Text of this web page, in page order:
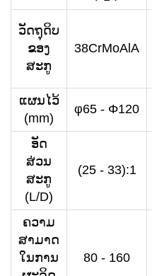
ວັດຖຸດິບ
ຂອງ
ສະກູ
38CrMoAlA
ແຜນໄວ້
(mm)
φ65 - Φ120
ອັດ
ສ່ວນ
ສະກູ
(L/D)
(25 - 33):1
ຄວາມ
ສາມາດ
ໃນການ
80 - 160